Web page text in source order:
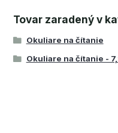
Tovar zaradený v
Okuliare na čítanie
Okuliare na čítanie -